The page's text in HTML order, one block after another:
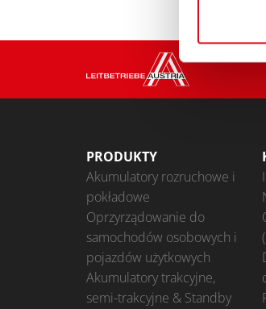
PRODUKTY
Akumulatory rozruchowe i
pokładowe
Oprzyrządowanie do
samochodów osobowych i
pojazdów użytkowych
Akumulatory trakcyjne,
semi-trakcyjne & Standby